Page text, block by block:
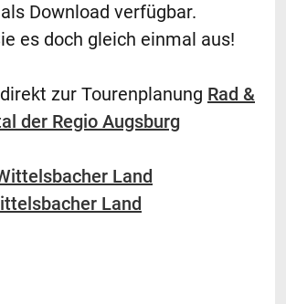
Download verfügbar.
es doch gleich einmal aus!
zur Tourenplanung Rad &
der Regio Augsburg
Land
Land